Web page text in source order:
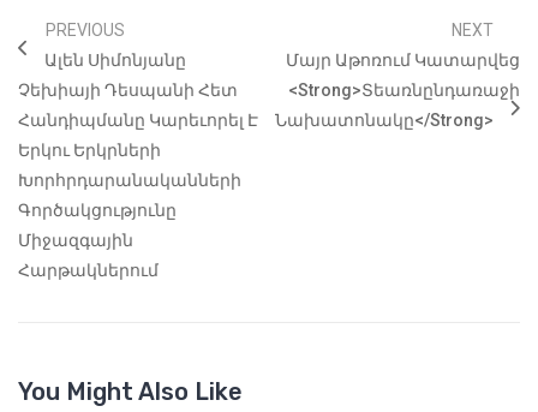
PREVIOUS
Ալեն Սիմոնյանը
Չեխիայի Դեսպանի Հետ
Հանդիպմանը Կարեւորել Է
Երկու Երկրների
Խորհրդարանականների
Գործակցությունը
Միջազգային
Հարթակներում
NEXT
Մայր Աթոռում Կատարվեց
<strong>Տեառնընդառաջի
Նախատոնակը</strong>
You Might Also Like